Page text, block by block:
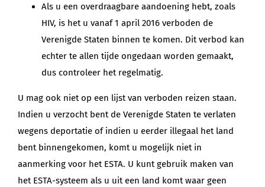
Als u een overdraagbare aandoening hebt, zoals
HIV, is het u vanaf 1 april 2016 verboden de
Verenigde Staten binnen te komen. Dit verbod kan
echter te allen tijde ongedaan worden gemaakt,
dus controleer het regelmatig.
U mag ook niet op een lijst van verboden reizen staan.
Indien u verzocht bent de Verenigde Staten te verlaten
wegens deportatie of indien u eerder illegaal het land
bent binnengekomen, komt u mogelijk niet in
aanmerking voor het ESTA. U kunt gebruik maken van
het ESTA-systeem als u uit een land komt waar geen